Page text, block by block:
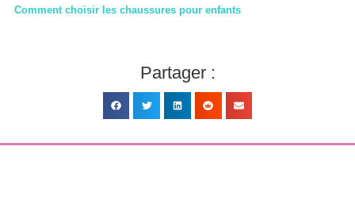
Comment choisir les chaussures pour enfants
Partager :